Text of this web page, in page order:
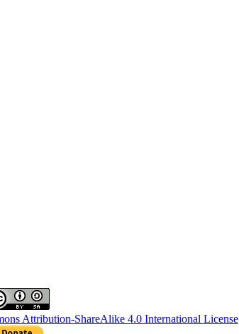
Attribution-ShareAlike 4.0 International License